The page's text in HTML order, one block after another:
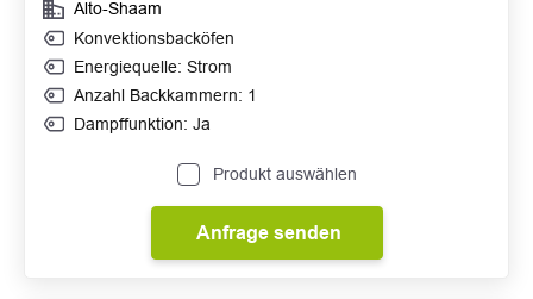
Alto-Shaam
Konvektionsbacköfen
Energiequelle: Strom
Anzahl Backkammern: 1
Dampffunktion: Ja
Produkt auswählen
Anfrage senden